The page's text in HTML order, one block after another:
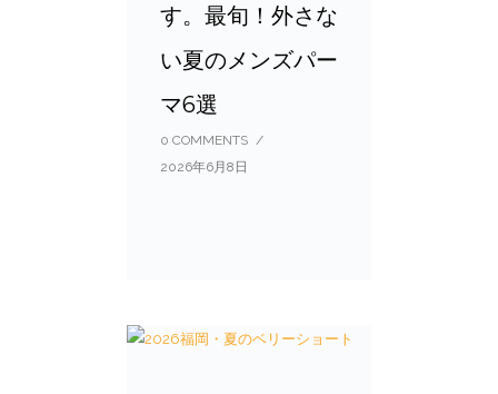
す。最旬！外さな
い夏のメンズパー
マ6選
0 COMMENTS /
2026年6月8日